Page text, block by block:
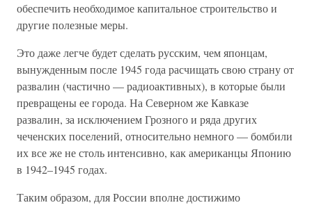
обеспечить необходимое капитальное строительство и
другие полезные меры.
Это даже легче будет сделать русским, чем японцам,
вынужденным после 1945 года расчищать свою страну от
развалин (частично — радиоактивных), в которые были
превращены ее города. На Северном же Кавказе
развалин, за исключением Грозного и ряда других
чеченских поселений, относительно немного — бомбили
их все же не столь интенсивно, как американцы Японию
в 1942–1945 годах.
Таким образом, для России вполне достижимо